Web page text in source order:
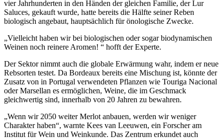
vier Jahrhunderten in den Händen der gleichen Familie, der Lur
Saluces, gekauft wurde, hatte bereits die Hälfte seiner Reben
biologisch angebaut, hauptsächlich für önologische Zwecke.
„Vielleicht haben wir bei biologischen oder sogar biodynamischen
Weinen noch reinere Aromen! “ hofft der Experte.
Der Sektor nimmt auch die globale Erwärmung wahr, indem er neue
Rebsorten testet. Da Bordeaux bereits eine Mischung ist, könnte der
Zusatz von in Portugal verwendeten Pflanzen wie Touriga Nacional
oder Marsellan es ermöglichen, Weine, die im Geschmack
gleichwertig sind, innerhalb von 20 Jahren zu bewahren.
„Wenn wir 2050 weiter Merlot anbauen, werden wir weniger
Charakter haben“, warnte Kees van Leeuwen, ein Forscher am
Institut für Wein und Weinkunde. Das Zentrum erkundet auch